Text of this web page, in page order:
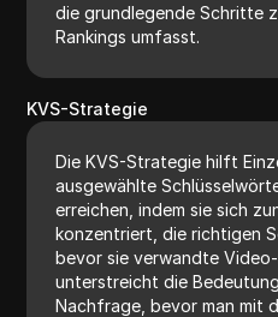
die grundlegende Schritte
Rankings umfasst.
KVS-Strategie
Die KVS-Strategie hilft
ausgewählte
erreichen, indem sie sich
konzentriert, die richtigen
bevor sie verwandte
unterstreicht die
Nachfrage, bevor man mit